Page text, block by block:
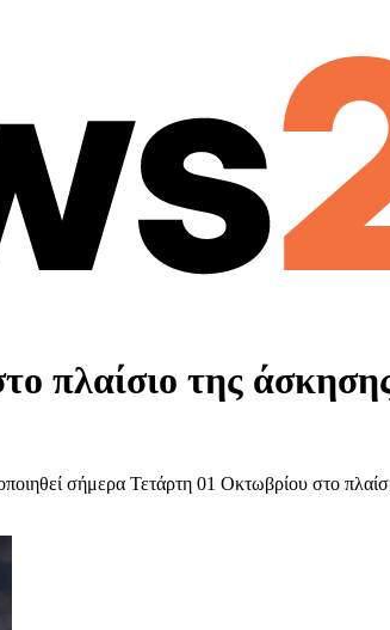
πλαίσιο της
σήμερα Τετάρτη 01 Οκτωβρίου στο